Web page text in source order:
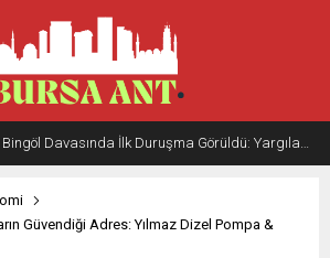
Doruk Efe Bingöl Davasında İlk Duruşma Görüldü: Yargılama 20 Ekim 2026’ya Ertelendi
Güvendiği Adres: Yılmaz Dizel Pompa &